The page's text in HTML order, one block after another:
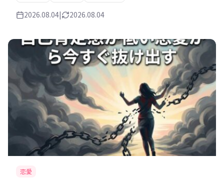
2026.08.04| 2026.08.04
恋愛